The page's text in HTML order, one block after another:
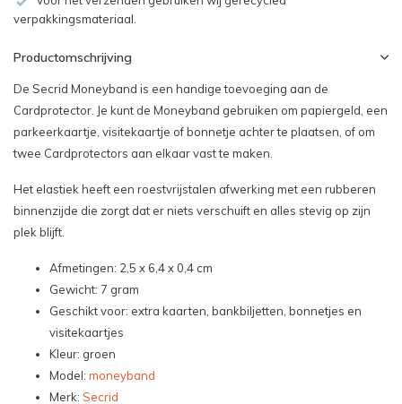
verpakkingsmateriaal.
Productomschrijving
De Secrid Moneyband is een handige toevoeging aan de
Cardprotector. Je kunt de Moneyband gebruiken om papiergeld, een
parkeerkaartje, visitekaartje of bonnetje achter te plaatsen, of om
twee Cardprotectors aan elkaar vast te maken.
Het elastiek heeft een roestvrijstalen afwerking met een rubberen
binnenzijde die zorgt dat er niets verschuift en alles stevig op zijn
plek blijft.
Afmetingen: 2,5 x 6,4 x 0,4 cm
Gewicht: 7 gram
Geschikt voor: extra kaarten, bankbiljetten, bonnetjes en
visitekaartjes
Kleur: groen
Model: moneyband
Merk: Secrid